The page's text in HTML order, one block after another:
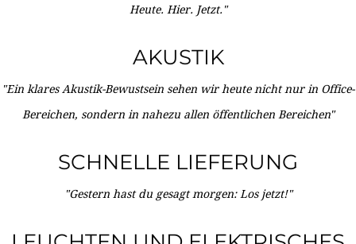
Heute. Hier. Jetzt."
AKUSTIK
"Ein klares Akustik-Bewustsein sehen wir heute nicht nur in Office-
Bereichen, sondern in nahezu allen öffentlichen Bereichen"
SCHNELLE LIEFERUNG
"Gestern hast du gesagt morgen: Los jetzt!"